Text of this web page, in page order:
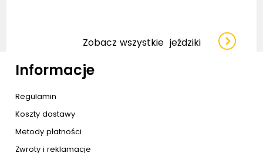
Zobacz wszystkie jeździki
Informacje
Regulamin
Koszty dostawy
Metody płatności
Zwroty i reklamacje